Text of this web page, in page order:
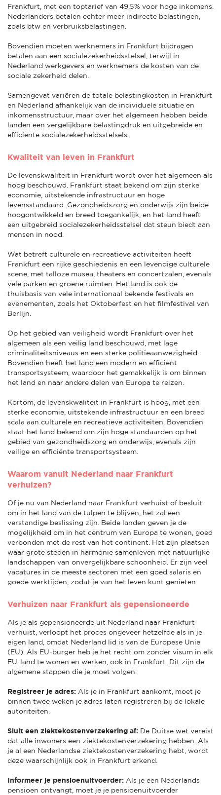
Frankfurt, met een toptarief van 49,5% voor hoge inkomens.
Nederlanders betalen echter meer indirecte belastingen,
zoals btw en verbruiksbelastingen.
Bovendien moeten werknemers in Frankfurt bijdragen
betalen aan een socialezekerheidsstelsel, terwijl in
Nederland werkgevers en werknemers de kosten van de
sociale zekerheid delen.
Samengevat variëren de totale belastingkosten in Frankfurt
en Nederland afhankelijk van de individuele situatie en
inkomensstructuur, maar over het algemeen hebben beide
landen een vergelijkbare belastingdruk en uitgebreide en
efficiënte socialezekerheidsstelsels.
Kwaliteit van leven in Frankfurt
De levenskwaliteit in Frankfurt wordt over het algemeen als
hoog beschouwd. Frankfurt staat bekend om zijn sterke
economie, uitstekende infrastructuur en hoge
levensstandaard. Gezondheidszorg en onderwijs zijn beide
hoogontwikkeld en breed toegankelijk, en het land heeft
een uitgebreid socialezekerheidsstelsel dat steun biedt aan
mensen in nood.
Wat betreft culturele en recreatieve activiteiten heeft
Frankfurt een rijke geschiedenis en een levendige culturele
scene, met talloze musea, theaters en concertzalen, evenals
vele parken en groene ruimten. Het land is ook de
thuisbasis van vele internationaal bekende festivals en
evenementen, zoals het Oktoberfest en het filmfestival van
Berlijn.
Op het gebied van veiligheid wordt Frankfurt over het
algemeen als een veilig land beschouwd, met lage
criminaliteitsniveaus en een sterke politieaanwezigheid.
Bovendien heeft het land een modern en efficiënt
transportsysteem, waardoor het gemakkelijk is om binnen
het land en naar andere delen van Europa te reizen.
Kortom, de levenskwaliteit in Frankfurt is hoog, met een
sterke economie, uitstekende infrastructuur en een breed
scala aan culturele en recreatieve activiteiten. Bovendien
staat het land bekend om zijn hoge standaarden op het
gebied van gezondheidszorg en onderwijs, evenals zijn
veilige en efficiënte transportsysteem.
Waarom vanuit Nederland naar Frankfurt
verhuizen?
Of je nu van Nederland naar Frankfurt verhuist of besluit
om in het land van de tulpen te blijven, het zal een
verstandige beslissing zijn. Beide landen geven je de
mogelijkheid om in het centrum van Europa te wonen, goed
verbonden met de rest van het continent. Het zijn plaatsen
waar grote steden in harmonie samenleven met natuurlijke
landschappen van onvergelijkbare schoonheid. Er zijn veel
vacatures in de meeste sectoren met een goed salaris en
goede werktijden, zodat je van het leven kunt genieten.
Verhuizen naar Frankfurt als gepensioneerde
Als je als gepensioneerde uit Nederland naar Frankfurt
verhuist, verloopt het proces ongeveer hetzelfde als in je
eigen land, omdat Nederland lid is van de Europese Unie
(EU). Als EU-burger heb je het recht om zonder visum in elk
EU-land te wonen en werken, ook in Frankfurt. Dit zijn de
algemene stappen die je moet volgen:
Registreer je adres: Als je in Frankfurt aankomt, moet je
binnen twee weken je adres laten registreren bij de lokale
autoriteiten.
Sluit een ziektekostenverzekering af: De Duitse wet vereist
dat alle inwoners een ziektekostenverzekering hebben. Als
je al een Nederlandse ziektekostenverzekering hebt, wordt
deze waarschijnlijk ook in Frankfurt erkend.
Informeer je pensioenuitvoerder: Als je een Nederlands
pensioen ontvangt, moet je je pensioenuitvoerder